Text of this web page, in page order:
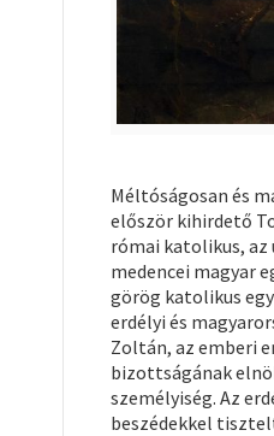
Méltóságosan és
először kihirdető
római katolikus,
medencei magyar
görög katolikus
erdélyi és
Zoltán, az emberi
bizottságának
személyiség. Az
beszédekkel